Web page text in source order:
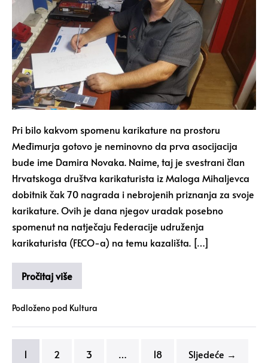
Pri bilo kakvom spomenu karikature na prostoru
Međimurja gotovo je neminovno da prva asocijacija
bude ime Damira Novaka. Naime, taj je svestrani član
Hrvatskoga društva karikaturista iz Maloga Mihaljevca
dobitnik čak 70 nagrada i nebrojenih priznanja za svoje
karikature. Ovih je dana njegov uradak posebno
spomenut na natječaju Federacije udruženja
karikaturista (FECO-a) na temu kazališta. […]
Pročitaj više
Podloženo pod Kultura
1 2 3 … 18 Sljedeće →